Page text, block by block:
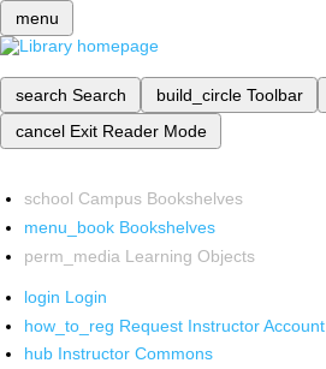
menu
search Search build_circle Toolbar
cancel Exit Reader Mode
school Campus Bookshelves
menu_book Bookshelves
perm_media Learning Objects
login Login
how_to_reg Request Instructor Account
hub Instructor Commons